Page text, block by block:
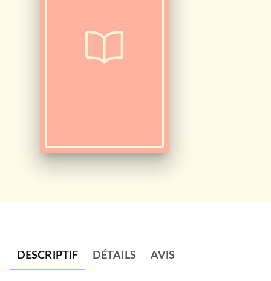
DESCRIPTIF DÉTAILS AVIS